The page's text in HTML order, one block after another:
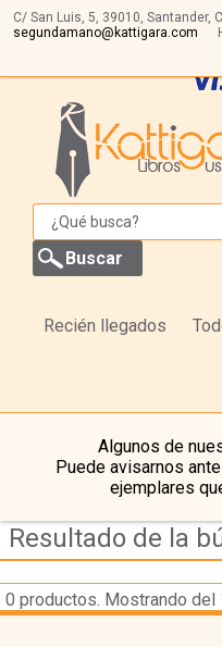
C/ San Luis, 5, 39010, Santander,
segundamano@kattigara.com
Recién llegados
Algunos de
Puede avisarnos
ejemplares
0 productos. Mostrando del